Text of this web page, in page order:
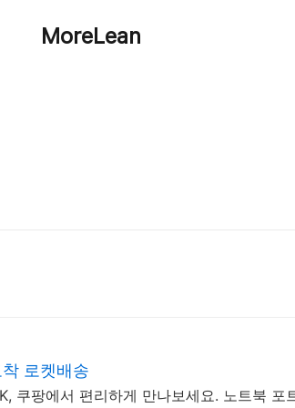
MoreLean
로켓배송
쿠팡에서 편리하게 만나보세요. 노트북 포